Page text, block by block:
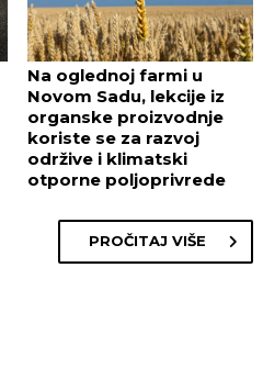
Na oglednoj farmi u
Novom Sadu, lekcije iz
organske proizvodnje
koriste se za razvoj
održive i klimatski
otporne poljoprivrede
PROČITAJ VIŠE